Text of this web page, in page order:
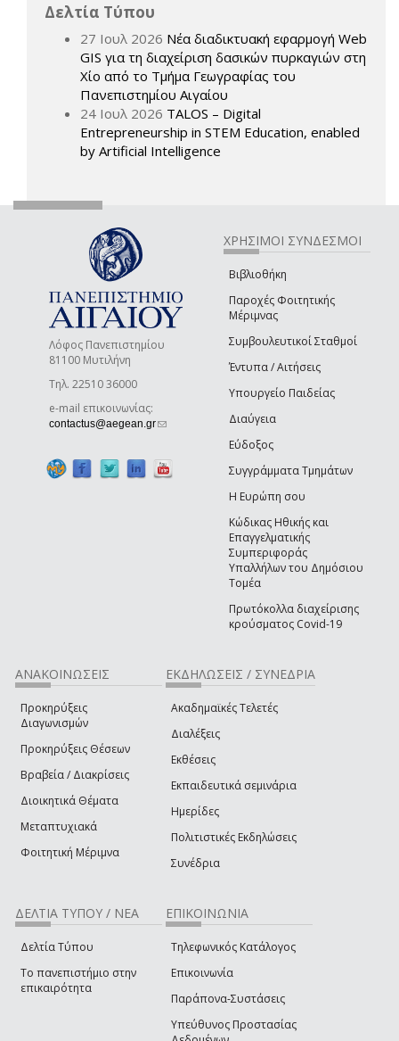
Δελτία Τύπου
27 Ιουλ 2026 Νέα διαδικτυακή εφαρμογή Web
GIS για τη διαχείριση δασικών πυρκαγιών στη
Χίο από το Τμήμα Γεωγραφίας του
Πανεπιστημίου Αιγαίου
24 Ιουλ 2026 TALOS – Digital
Entrepreneurship in STEM Education, enabled
by Artificial Intelligence
Λόφος Πανεπιστημίου
81100 Μυτιλήνη
Τηλ. 22510 36000
e-mail επικοινωνίας:
contactus@aegean.gr(link sends e-mail)
ΧΡΗΣΙΜΟΙ ΣΥΝΔΕΣΜΟΙ
Βιβλιοθήκη
Παροχές Φοιτητικής
Μέριμνας
Συμβουλευτικοί Σταθμοί
Έντυπα / Αιτήσεις
Υπουργείο Παιδείας
Διαύγεια
Εύδοξος
Συγγράμματα Τμημάτων
Η Ευρώπη σου
Κώδικας Ηθικής και
Επαγγελματικής
Συμπεριφοράς
Υπαλλήλων του Δημόσιου
Τομέα
Πρωτόκολλα διαχείρισης
κρούσματος Covid-19
ΑΝΑΚΟΙΝΩΣΕΙΣ
Προκηρύξεις
Διαγωνισμών
Προκηρύξεις Θέσεων
Βραβεία / Διακρίσεις
Διοικητικά Θέματα
Μεταπτυχιακά
Φοιτητική Μέριμνα
ΕΚΔΗΛΩΣΕΙΣ / ΣΥΝΕΔΡΙΑ
Ακαδημαϊκές Τελετές
Διαλέξεις
Εκθέσεις
Εκπαιδευτικά σεμινάρια
Ημερίδες
Πολιτιστικές Εκδηλώσεις
Συνέδρια
ΔΕΛΤΙΑ ΤΥΠΟΥ / ΝΕΑ
Δελτία Τύπου
Το πανεπιστήμιο στην
επικαιρότητα
ΕΠΙΚΟΙΝΩΝΙΑ
Τηλεφωνικός Κατάλογος
Επικοινωνία
Παράπονα-Συστάσεις
Υπεύθυνος Προστασίας